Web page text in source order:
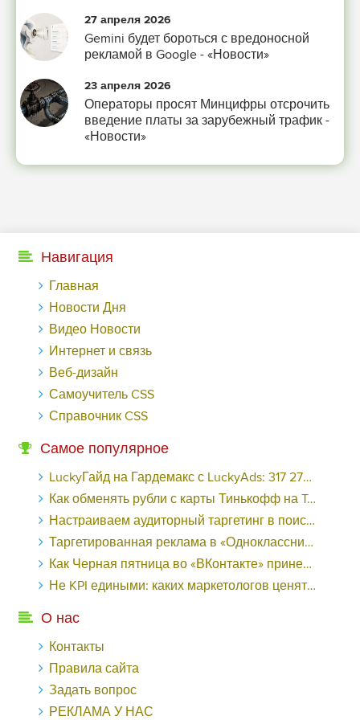
-- Лучшее, что можно сделать с хорошим советом, это пропустить его мимо
ушей. Он никогда не бывает полезен никому, кроме того, кто его дал.
-- Люблю давать советы и очень не люблю, когда их дают мне.
27 апреля 2026
Gemini будет бороться с вредоносной
рекламой в Google - «Новости»
23 апреля 2026
Операторы просят Минцифры отсрочить
введение платы за зарубежный трафик -
«Новости»
Навигация
Главная
Новости Дня
Видео Новости
Интернет и связь
Веб-дизайн
Самоучитель CSS
Справочник CSS
Самое популярное
LuckyГайд на Гардемакс с LuckyAds: 317 279 рублей за 10 дней - «Надо знать»
Как обменять рубли с карты Тинькофф на Tether ERC20 (USDT)?
Настраиваем аудиторный таргетинг в поисковой кампании Google Ads - «Заработок»
Таргетированная реклама в «Одноклассниках»: как ее настроить и нужно ли - «Заработок»
Как Черная пятница во «ВКонтакте» принесла магазину подарков 221 продажу по цене 38 рублей - «Заработок»
Не KPI едиными: каких маркетологов ценят - «Заработок»
О нас
Контакты
Правила сайта
Задать вопрос
РЕКЛАМА У НАС